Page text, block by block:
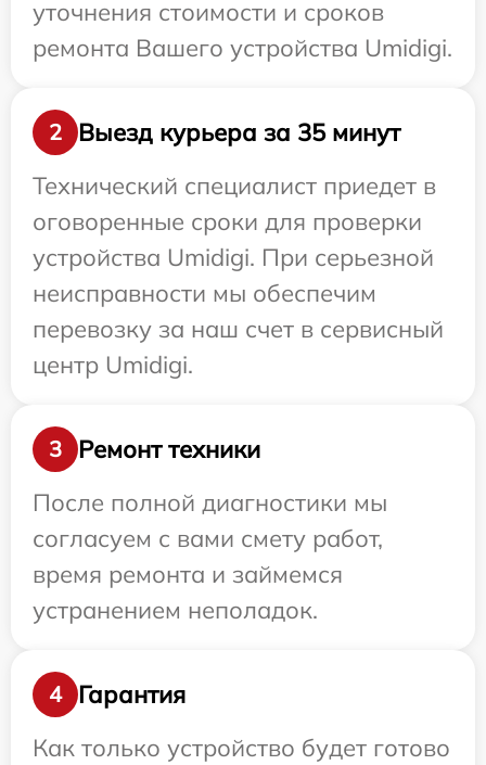
уточнения стоимости и сроков
ремонта Вашего устройства Umidigi.
2
Выезд курьера за 35 минут
Технический специалист приедет в
оговоренные сроки для проверки
устройства Umidigi. При серьезной
неисправности мы обеспечим
перевозку за наш счет в сервисный
центр Umidigi.
3
Ремонт техники
После полной диагностики мы
согласуем с вами смету работ,
время ремонта и займемся
устранением неполадок.
4
Гарантия
Как только устройство будет готово